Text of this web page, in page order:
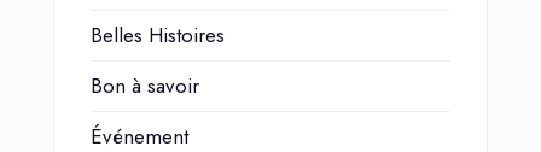
Belles Histoires
Bon à savoir
Événement